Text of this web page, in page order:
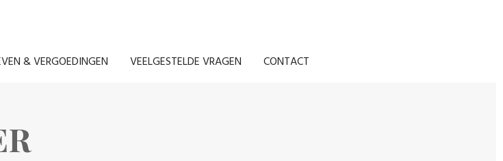
& VERGOEDINGEN VEELGESTELDE VRAGEN CONTACT